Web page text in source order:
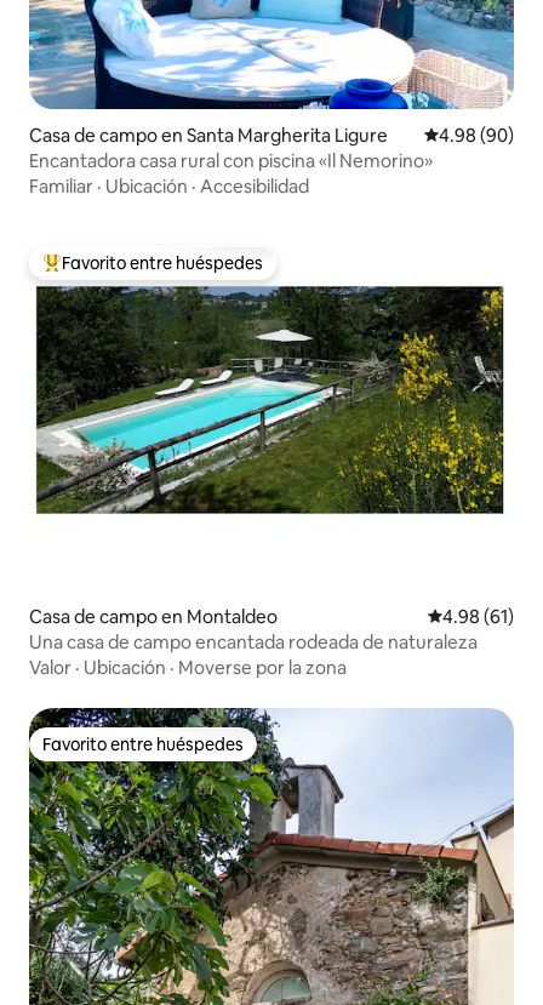
Casa de campo en Santa Margherita Ligure Calificación
4.98 (90)
Encantadora casa rural con piscina «Il Nemorino»
Familiar · Ubicación · Accesibilidad
De los mejores en Favorito entre huéspedes
Favorito entre huéspedes
Casa de campo en Montaldeo Calificación
4.98 (61)
Una casa de campo encantada rodeada de naturaleza
Valor · Ubicación · Moverse por la zona
Favorito entre huéspedes
Favorito entre huéspedes